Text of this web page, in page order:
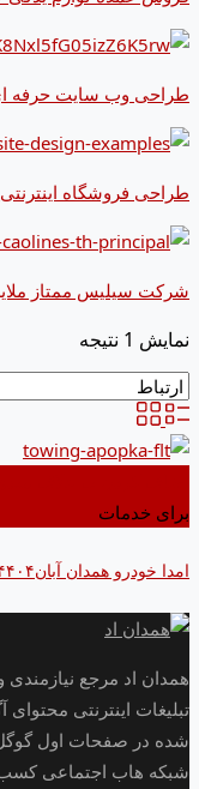
طراحی وب سایت حرفه
طراحی فروشگاه اینترنتی همدان
شرکت سیلیس ممتاز
نمایش 1 نتیجه
برای خدمات
امدا خودرو همدان آبان۰۹۱۸۳۱۵۴۴۰۴ شبانه روزی
همدان اد مرجع نیازمندی
تبلیغات اینترنتی
شده در صفحات اول
شبکه هاب اجتماعی